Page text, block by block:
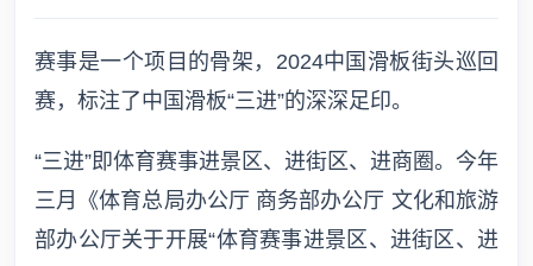
赛事是一个项目的骨架，2024中国滑板街头巡回
赛，标注了中国滑板“三进”的深深足印。
“三进”即体育赛事进景区、进街区、进商圈。今年
三月《体育总局办公厅 商务部办公厅 文化和旅游
部办公厅关于开展“体育赛事进景区、进街区、进